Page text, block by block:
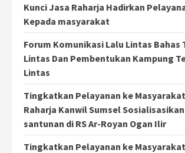
Kunci Jasa Raharja Hadirkan
Kepada masyarakat
Forum Komunikasi Lalu Lintas Bahas
Lintas Dan Pembentukan Kampung
Lintas
Tingkatkan Pelayanan ke
Raharja Kanwil Sumsel
santunan di RS Ar-Royan Ogan Ilir
Tingkatkan Pelayanan ke